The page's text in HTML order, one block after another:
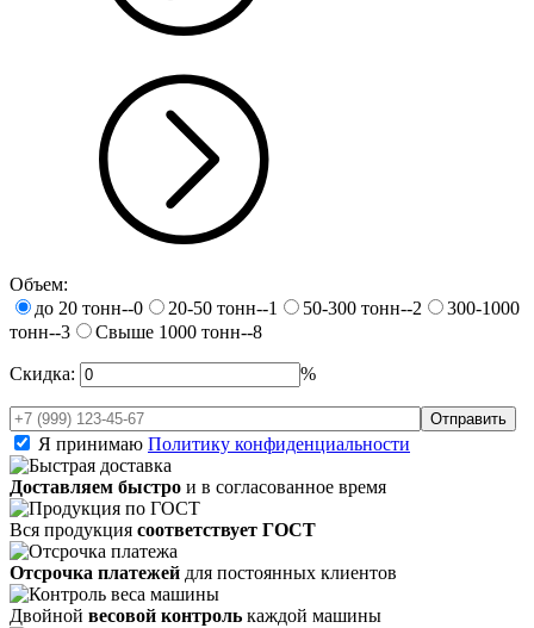
Объем:
до 20 тонн--0
20-50 тонн--1 50-300 тонн--2
300-1000
тонн--3
Свыше 1000 тонн--8
Скидка: %
Я принимаю Политику конфиденциальности
Доставляем быстро и в согласованное время
Вся продукция соответствует ГОСТ
Отсрочка платежей для постоянных клиентов
Двойной весовой контроль каждой машины